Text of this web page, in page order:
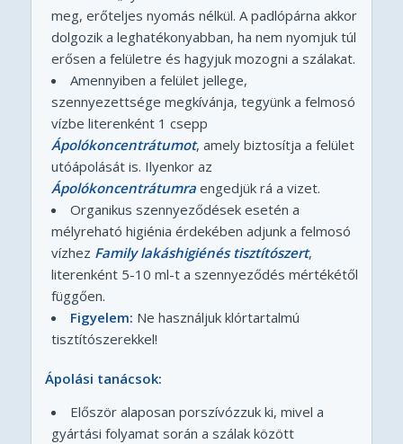
meg, erőteljes nyomás nélkül. A padlópárna akkor
dolgozik a leghatékonyabban, ha nem nyomjuk túl
erősen a felületre és hagyjuk mozogni a szálakat.
Amennyiben a felület jellege,
szennyezettsége megkívánja, tegyünk a felmosó
vízbe literenként 1 csepp
Ápolókoncentrátumot, amely biztosítja a felület
utóápolását is. Ilyenkor az
Ápolókoncentrátumraengedjük rá a vizet.
Organikus szennyeződések esetén a
mélyreható higiénia érdekében adjunk a felmosó
vízhez Family lakáshigiénés tisztítószert,
literenként 5-10 ml-t a szennyeződés mértékétől
függően.
Figyelem: Ne használjuk klórtartalmú
tisztítószerekkel!
Ápolási tanácsok:
Először alaposan porszívózzuk ki, mivel a
gyártási folyamat során a szálak között